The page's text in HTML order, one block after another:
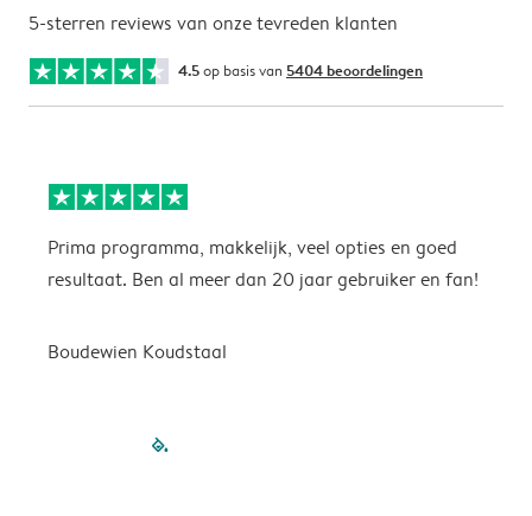
5-sterren reviews van onze tevreden klanten
4.5op basis van 5404 beoordelingen
Prima programma, makkelijk, veel opties en goed
resultaat. Ben al meer dan 20 jaar gebruiker en fan!
Boudewien Koudstaal
filled-pagination